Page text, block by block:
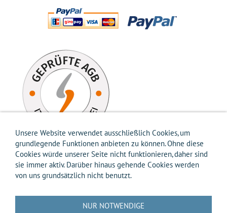
Versandkosten-InfoZahlungsarten-InfoHilfeDatenschutz
Unsere Website verwendet ausschließlich Cookies, um
grundlegende Funktionen anbieten zu können. Ohne diese
Cookies würde unserer Seite nicht funktionieren, daher sind
sie immer aktiv. Darüber hinaus gehende Cookies werden
von uns grundsätzlich nicht benutzt.
NUR NOTWENDIGE